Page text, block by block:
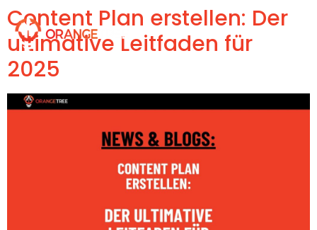
Content Plan erstellen: Der
ultimative Leitfaden für
2025